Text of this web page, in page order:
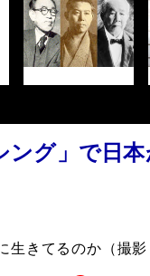
グ」で日本
きてるのか（撮影